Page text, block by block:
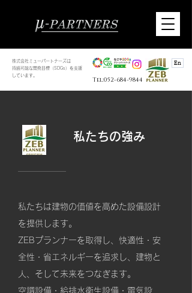
株式会社ミューパートナーズは
持続可能な開発目標（SDGs）を支援
しています。
Tel:052-684-9844
En
私たちの強み
私たちは建物の価値を高めた設備設計
を提供します。
ZEBプランナーを取得し、快適性・安
全性・省エネルギーを追求し、​建物と
人、そして未来をつなぎます。
空調設備・給排水衛生設備・電気設